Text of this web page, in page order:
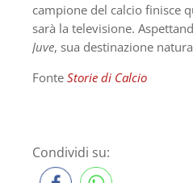
campione del calcio finisce
sarà la televisione.
Juve, sua destinazione
Fonte Storie di Calcio
Condividi su: